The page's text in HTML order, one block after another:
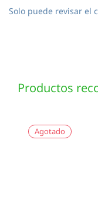
Solo puede revisar el
Productos
Agotado